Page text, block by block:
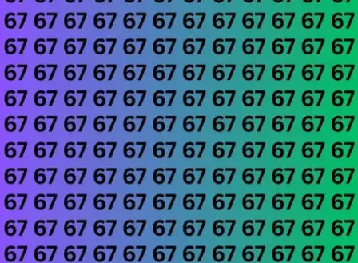
​हम करते हैं आपकी मदद​
अगर आपको अभी तक तस्वीर में 66 नजर नहीं आया है तो चलिए
हम आपकी मदद करते हैं।